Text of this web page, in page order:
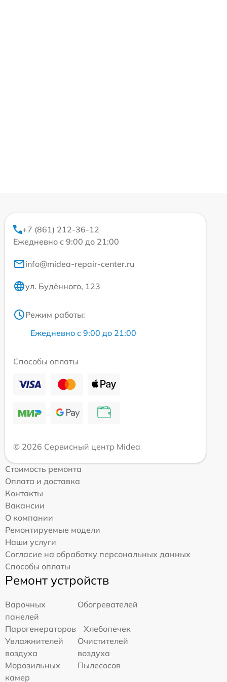
+7 (861) 212-36-12
Ежедневно с 9:00 до 21:00
info@midea-repair-center.ru
ул. Будённого, 123
Режим работы:
Ежедневно с 9:00 до 21:00
Способы оплаты
© 2026 Сервисный центр Midea
Стоимость ремонта
Оплата и доставка
Контакты
Вакансии
О компании
Ремонтируемые модели
Наши услуги
Согласие на обработку персональных данных
Способы оплаты
Ремонт устройств
Варочных
панелей
Обогревателей
Парогенераторов
Хлебопечек
Увлажнителей
воздуха
Очистителей
воздуха
Морозильных
камер
Пылесосов